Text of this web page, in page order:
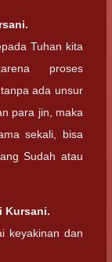
Tuhan kita
proses
ada unsur
para jin, maka
sekali, bisa
Sudah atau
Kursani.
keyakinan dan